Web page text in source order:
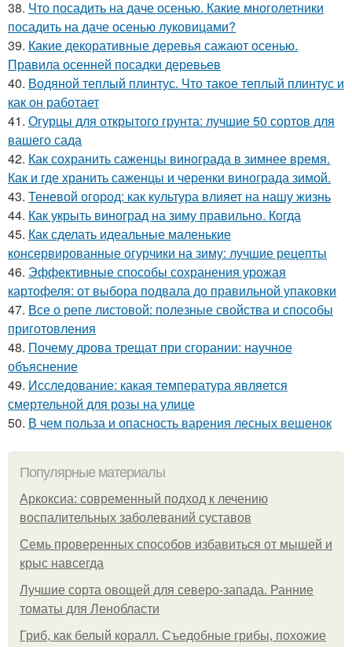
38. Что посадить на даче осенью. Какие многолетники
посадить на даче осенью луковицами?
39. Какие декоративные деревья сажают осенью.
Правила осенней посадки деревьев
40. Водяной теплый плинтус. Что такое теплый плинтус и
как он работает
41. Огурцы для открытого грунта: лучшие 50 сортов для
вашего сада
42. Как сохранить саженцы винограда в зимнее время.
Как и где хранить саженцы и черенки винограда зимой.
43. Теневой огород: как культура влияет на нашу жизнь
44. Как укрыть виноград на зиму правильно. Когда
45. Как сделать идеальные маленькие
консервированные огурчики на зиму: лучшие рецепты
46. Эффективные способы сохранения урожая
картофеля: от выбора подвала до правильной упаковки
47. Все о репе листовой: полезные свойства и способы
приготовления
48. Почему дрова трещат при сгорании: научное
объяснение
49. Исследование: какая температура является
смертельной для розы на улице
50. В чем польза и опасность варения лесных вешенок
Популярные материалы
Аркоксиа: современный подход к лечению
воспалительных заболеваний суставов
Семь проверенных способов избавиться от мышей и
крыс навсегда
Лучшие сорта овощей для северо-запада. Ранние
томаты для Ленобласти
Гриб, как белый коралл. Съедобные грибы, похожие